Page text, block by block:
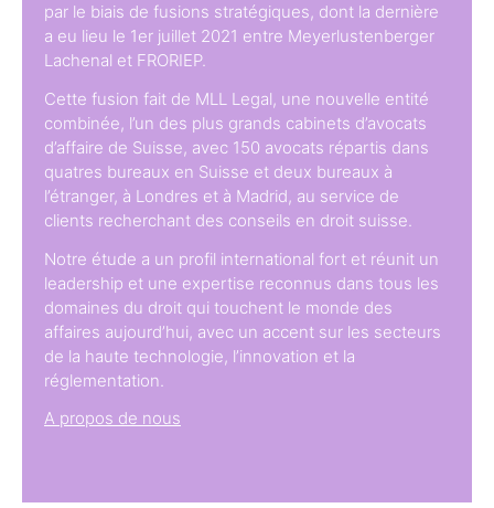
par le biais de fusions stratégiques, dont la dernière
a eu lieu le 1er juillet 2021 entre Meyerlustenberger
Lachenal et FRORIEP.
Cette fusion fait de MLL Legal, une nouvelle entité
combinée, l’un des plus grands cabinets d’avocats
d’affaire de Suisse, avec 150 avocats répartis dans
quatres bureaux en Suisse et deux bureaux à
l’étranger, à Londres et à Madrid, au service de
clients recherchant des conseils en droit suisse.
Notre étude a un profil international fort et réunit un
leadership et une expertise reconnus dans tous les
domaines du droit qui touchent le monde des
affaires aujourd’hui, avec un accent sur les secteurs
de la haute technologie, l’innovation et la
réglementation.
A propos de nous